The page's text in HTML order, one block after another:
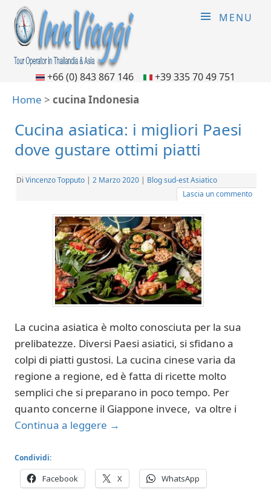
MENU
+66 (0) 843 867 146 +39 335 70 49 751
Home > cucina Indonesia
Cucina asiatica: i migliori Paesi
dove gustare ottimi piatti
Di Vincenzo Topputo | 2 Marzo 2020 | Blog sud-est Asiatico
Lascia un commento
La cucina asiatica è molto conosciuta per la sua
prelibatezze. Diversi Paesi asiatici, si sfidano a
colpi di piatti gustosi. La cucina cinese varia da
regione a regione, ed è fatta di ricette molto
semplici che si preparano in poco tempo. Per
quanto concerne il Giappone invece, va oltre i
Continua a leggere →
Condividi:
Facebook X WhatsApp